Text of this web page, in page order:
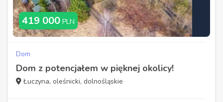
419 000 PLN
Dom
Dom z potencjałem w pięknej okolicy!
Łuczyna, oleśnicki, dolnośląskie